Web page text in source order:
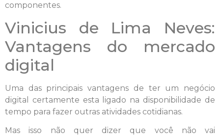
componentes.
Vinicius de Lima Neves:
Vantagens do mercado
digital
Uma das principais vantagens de ter um negócio
digital certamente esta ligado na disponibilidade de
tempo para fazer outras atividades cotidianas.
Mas isso não quer dizer que você não vai